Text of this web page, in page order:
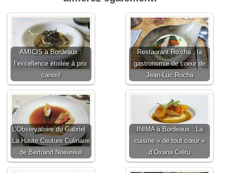
AMICIS à Bordeaux :
l’excellence étoilée à prix
canon!
Restaurant Ro’cha , la
gastronomie de coeur de
Jean-Luc Rocha
L’Observatoire du Gabriel :
La Haute Couture Culinaire
de Bertrand Noeureuil
INIMA à Bordeaux : La
cuisine « de tout cœur »
d’Oxana Crétu